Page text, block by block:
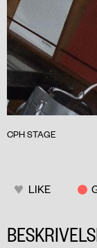
CPH STAGE
LIKE